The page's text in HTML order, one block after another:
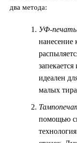
два метода:
УФ-печать
нанесение
идеален
малых
помощью